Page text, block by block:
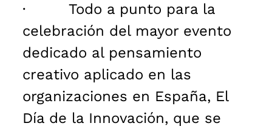
· Todo a punto para la
celebración del mayor evento
dedicado al pensamiento
creativo aplicado en las
organizaciones en España, El
Día de la Innovación, que se